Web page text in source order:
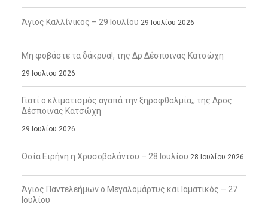
Άγιος Καλλίνικος – 29 Ιουλίου 29 Ιουλίου 2026
Μη φοβάστε τα δάκρυα!, της Δρ Δέσποινας Κατσώχη
29 Ιουλίου 2026
Γιατί ο κλιματισμός αγαπά την ξηροφθαλμία;, της Δρος
Δέσποινας Κατσώχη
29 Ιουλίου 2026
Οσία Ειρήνη η Χρυσοβαλάντου – 28 Ιουλίου 28 Ιουλίου 2026
Άγιος Παντελεήμων ο Μεγαλομάρτυς και Ιαματικός – 27
Ιουλίου